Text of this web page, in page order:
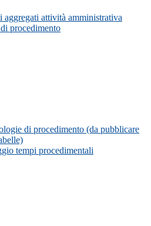
aggregati attività amministrativa
procedimento
di procedimento (da pubblicare
tempi procedimentali